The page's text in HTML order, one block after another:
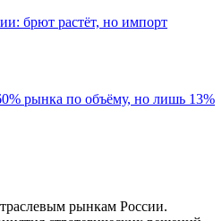
брют растёт, но импорт
рынка по объёму, но лишь 13%
рынкам России.